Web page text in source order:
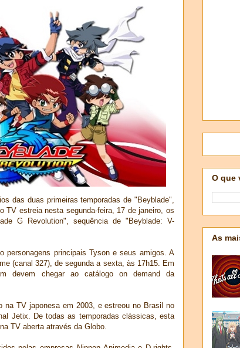
das duas primeiras temporadas de "Beyblade",
TV estreia nesta segunda-feira, 17 de janeiro, os
G Revolution", sequência de "Beyblade: V-
personagens principais Tyson e seus amigos. A
(canal 327), de segunda a sexta, às 17h15. Em
devem chegar ao catálogo on demand da
na TV japonesa em 2003, e estreou no Brasil no
Jetix. De todas as temporadas clássicas, esta
TV aberta através da Globo.
O que
As